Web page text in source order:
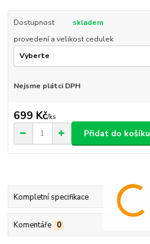
Dostupnost
skladem
provedení a velikost cedulek
Nejsme plátci DPH
699 Kč/ks
Přidat do košíku
Kompletní specifikace
Komentáře 0